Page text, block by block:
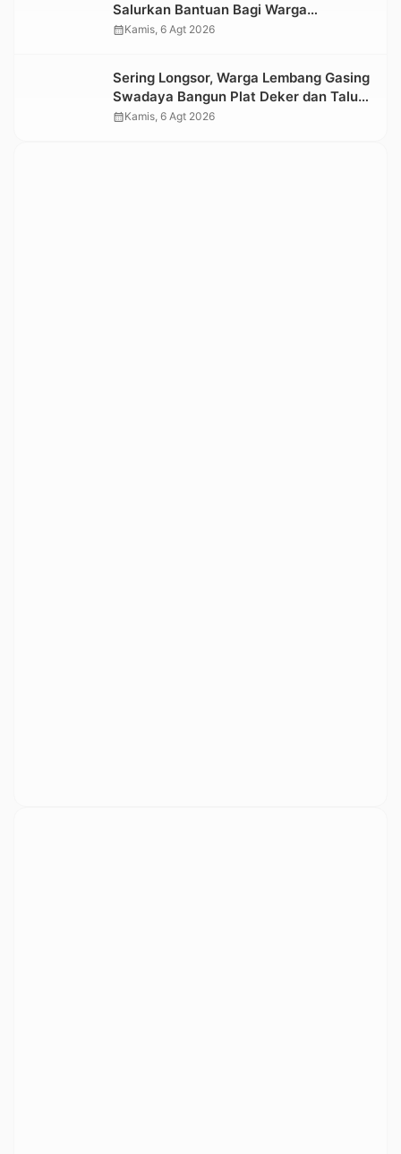
Salurkan Bantuan Bagi Warga
Terdampak Longsor di Buntu Pepasan
calendar_monthKamis, 6 Agt 2026
Sering Longsor, Warga Lembang Gasing
Swadaya Bangun Plat Deker dan Talut
Jalan Penghubung Antar Lembang
calendar_monthKamis, 6 Agt 2026